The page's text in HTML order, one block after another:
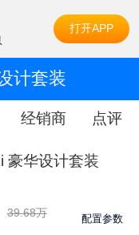
打开APP
计套装
经销商 点评
豪华设计套装
39.68万 配置参数